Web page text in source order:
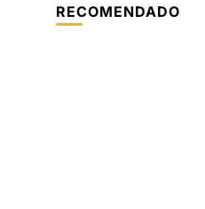
RECOMENDADO